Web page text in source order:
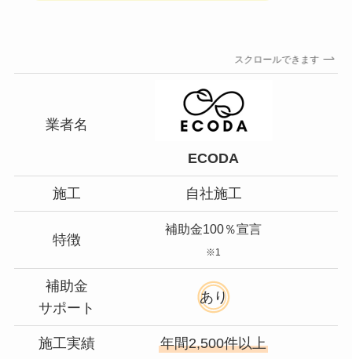
スクロールできます
業者名
ECODA
施工 自社施工
特徴
補助金100％宣言
※1
補助金
サポート
あり
施工実績 年間2,500件以上